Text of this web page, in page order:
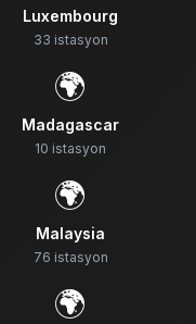
Luxembourg
33 istasyon
🌍
Madagascar
10 istasyon
🌍
Malaysia
76 istasyon
🌍